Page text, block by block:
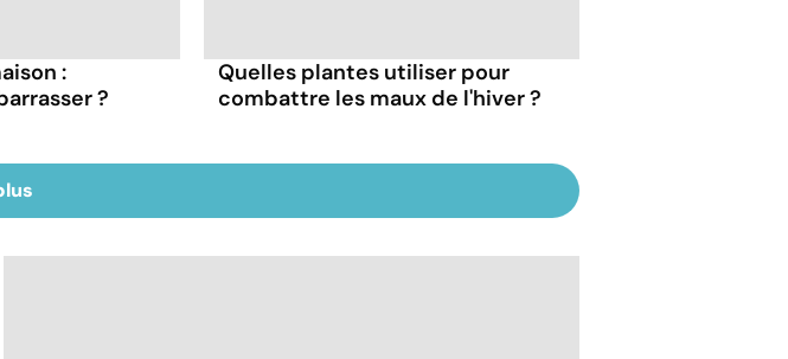
:
?
Quelles plantes utiliser pour
combattre les maux de l'hiver ?